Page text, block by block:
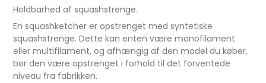
Holdbarhed af squashstrenge.
En squashketcher er opstrenget med syntetiske
squashstrenge. Dette kan enten være monofilament
eller multifilament, og afhængig af den model du køber,
bør den være opstrenget i forhold til det forventede
niveau fra fabrikken.